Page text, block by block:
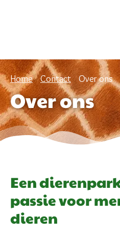
Home Contact Over ons
Over ons
Een
passie voor
dieren